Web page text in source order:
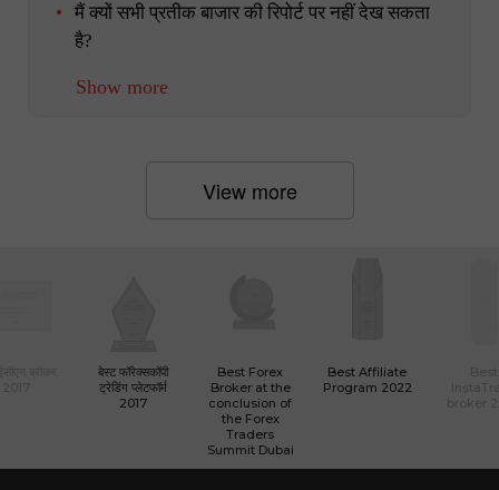
मैं क्यों सभी प्रतीक बाजार की रिपोर्ट पर नहीं देख सकता
है?
Show more
View more
बेस्ट फॉरेक्सकॉपी
ट्रेडिंग प्लेटफॉर्म
2017
Best Forex
Broker at the
conclusion of
the Forex
Traders
Summit Dubai
Best Affiliate
Program 2022